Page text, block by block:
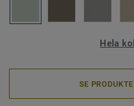
Hela
SE